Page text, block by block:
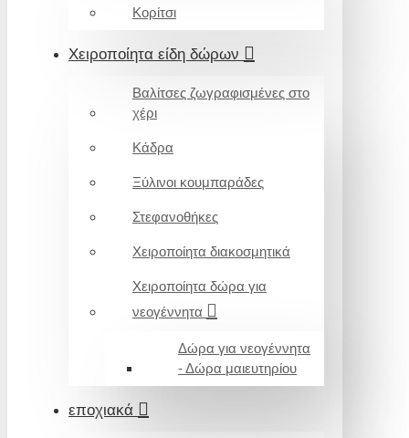
Κορίτσι
Χειροποίητα είδη δώρων
Βαλίτσες ζωγραφισμένες στο
χέρι
Κάδρα
Ξύλινοι κουμπαράδες
Στεφανοθήκες
Χειροποίητα διακοσμητικά
Χειροποίητα δώρα για
νεογέννητα
Δώρα για νεογέννητα
- Δώρα μαιευτηρίου
εποχιακά